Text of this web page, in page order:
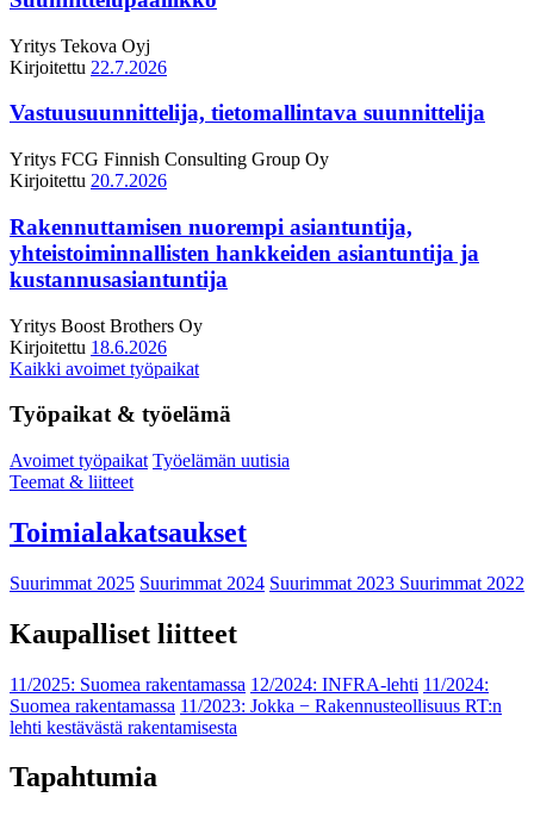
Yritys Tekova Oyj
Kirjoitettu 22.7.2026
Vastuusuunnittelija, tietomallintava suunnittelija
Yritys FCG Finnish Consulting Group Oy
Kirjoitettu 20.7.2026
Rakennuttamisen nuorempi asiantuntija,
yhteistoiminnallisten hankkeiden asiantuntija ja
kustannusasiantuntija
Yritys Boost Brothers Oy
Kirjoitettu 18.6.2026
Kaikki avoimet työpaikat
Työpaikat & työelämä
Avoimet työpaikat Työelämän uutisia
Teemat & liitteet
Toimialakatsaukset
Suurimmat 2025 Suurimmat 2024 Suurimmat 2023 Suurimmat 2022
Kaupalliset liitteet
11/2025: Suomea rakentamassa 12/2024: INFRA-lehti 11/2024:
Suomea rakentamassa 11/2023: Jokka − Rakennusteollisuus RT:n
lehti kestävästä rakentamisesta
Tapahtumia